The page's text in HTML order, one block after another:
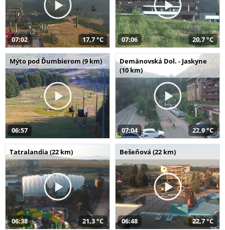
07:02 17,7 °C 07:06 20,7 °C
Mýto pod Ďumbierom (9 km)
06:57
Demänovská Dol. - Jaskyne
(10 km)
07:04 22,9 °C
Tatralandia (22 km)
06:38 21,3 °C
Bešeňová (22 km)
06:48 22,7 °C